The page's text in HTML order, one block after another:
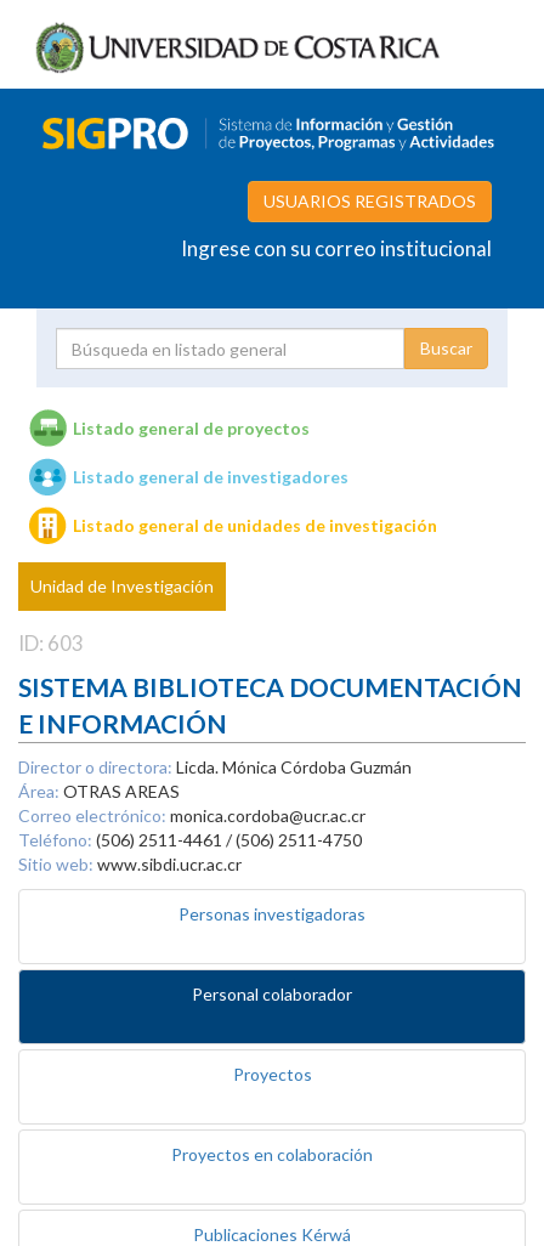
USUARIOS REGISTRADOS
Ingrese con su correo institucional
Unidades de investigación
Listado general de proyectos
Listado general de investigadores
Listado general de unidades de investigación
Unidad de Investigación
ID: 603
SISTEMA BIBLIOTECA DOCUMENTACIÓN
E INFORMACIÓN
Director o directora: Licda. Mónica Córdoba Guzmán
Área: OTRAS AREAS
Correo electrónico: monica.cordoba@ucr.ac.cr
Teléfono: (506) 2511-4461 / (506) 2511-4750
Sitio web: www.sibdi.ucr.ac.cr
Personas investigadoras
Personal colaborador
Proyectos
Proyectos en colaboración
Publicaciones Kérwá